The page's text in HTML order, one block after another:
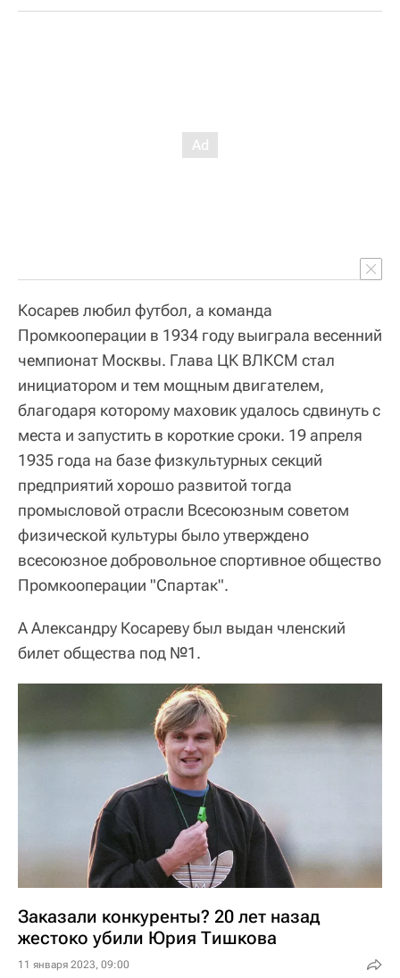
Косарев любил футбол, а команда
Промкооперации в 1934 году выиграла весенний
чемпионат Москвы. Глава ЦК ВЛКСМ стал
инициатором и тем мощным двигателем,
благодаря которому маховик удалось сдвинуть с
места и запустить в короткие сроки. 19 апреля
1935 года на базе физкультурных секций
предприятий хорошо развитой тогда
промысловой отрасли Всесоюзным советом
физической культуры было утверждено
всесоюзное добровольное спортивное общество
Промкооперации "Спартак".
А Александру Косареву был выдан членский
билет общества под №1.
Заказали конкуренты? 20 лет назад
жестоко убили Юрия Тишкова
11 января 2023, 09:00